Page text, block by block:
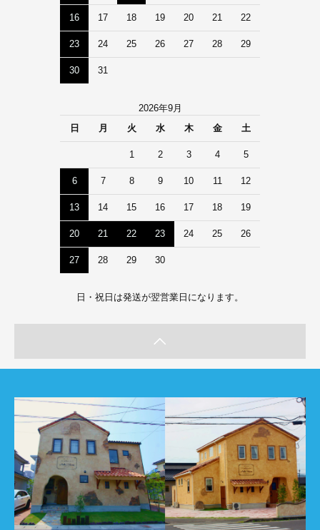
16 17 18 19 20 21 22
23 24 25 26 27 28 29
30 31
2026年9月
日
月 火 水 木 金 土
1 2 3 4 5
6 7 8 9 10 11 12
13 14 15 16 17 18 19
20 21 22 23 24 25 26
27 28 29 30
日・祝日は発送が翌営業日になります。